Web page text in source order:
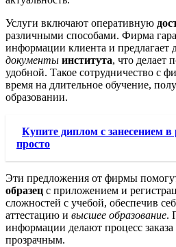
Услуги включают оперативную
различными способами. Фирма
информации клиента и предлагает
документы института, что делает
удобной. Такое сотрудничество с
время на длительное обучение,
образовании.
Купите диплом с занесением в
просто
Эти предложения от фирмы
образец с приложением и
сложностей с учебой, обеспечив
аттестацию и высшее образование.
информации делают процесс
прозрачным.